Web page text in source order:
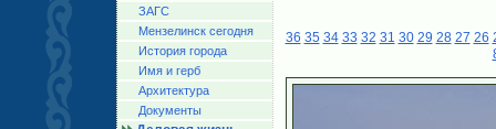
ЗАГС
Мензелинск сегодня
История города
Имя и герб
Архитектура
Документы
36 35 34 33 32 31 30 29 28 27 26